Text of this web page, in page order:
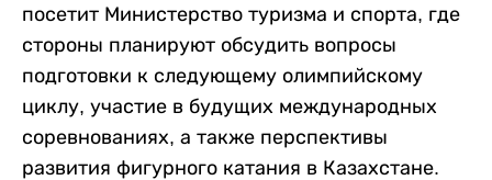
посетит Министерство туризма и спорта, где
стороны планируют обсудить вопросы
подготовки к следующему олимпийскому
циклу, участие в будущих международных
соревнованиях, а также перспективы
развития фигурного катания в Казахстане.